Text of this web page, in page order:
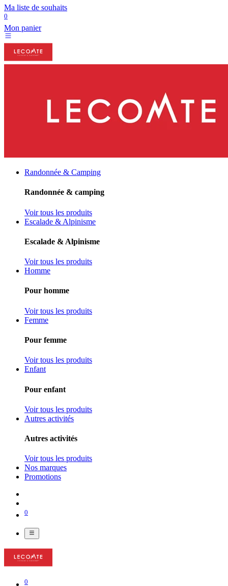
Ma liste de souhaits
0
Mon panier
Randonnée & Camping
Randonnée & camping
Voir tous les produits
Escalade & Alpinisme
Escalade & Alpinisme
Voir tous les produits
Homme
Pour homme
Voir tous les produits
Femme
Pour femme
Voir tous les produits
Enfant
Pour enfant
Voir tous les produits
Autres activités
Autres activités
Voir tous les produits
Nos marques
Promotions
0
0